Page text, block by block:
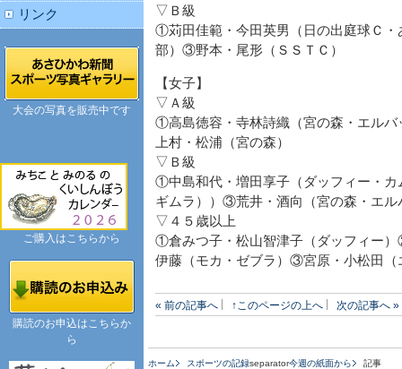
▽Ｂ級
①苅田佳範・今田英男（日の出庭球Ｃ
部）③野本・尾形（ＳＳＴＣ）
【女子】
▽Ａ級
①高島徳容・寺林詩織（宮の森・エル
上村・松浦（宮の森）
▽Ｂ級
①中島和代・増田享子（ダッフィー・
ギムラ））③荒井・酒向（宮の森・エル
▽４５歳以上
①倉みつ子・松山智津子（ダッフィー
伊藤（モカ・ゼブラ）③宮原・小松田（
« 前の記事へ ↑このページの上へ 次の記事へ »
ホーム スポーツの記録separator今週の紙面から 記事
リンク
大会の写真を販売中です
ご購入はこちらから
購読のお申込はこちらか
ら